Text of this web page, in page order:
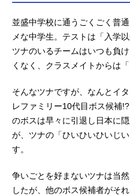
武：
健次
木内
子：
ン・
ィー
崎裕
US
一...
並盛中学校に通うごくごく普
メな中学生。テストは「入学
ツナのいるチームはいつも負
くなく、クラスメイトからは
そんなツナですが、なんとイ
レファミリー10代目ボス候補
のボスは早々に引退し日本に
が、ツナの「ひいひいひいじ
す。
争いごとを好まないツナは当
したが、他のボス候補者がそ